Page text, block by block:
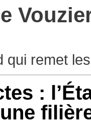
qui remet
: